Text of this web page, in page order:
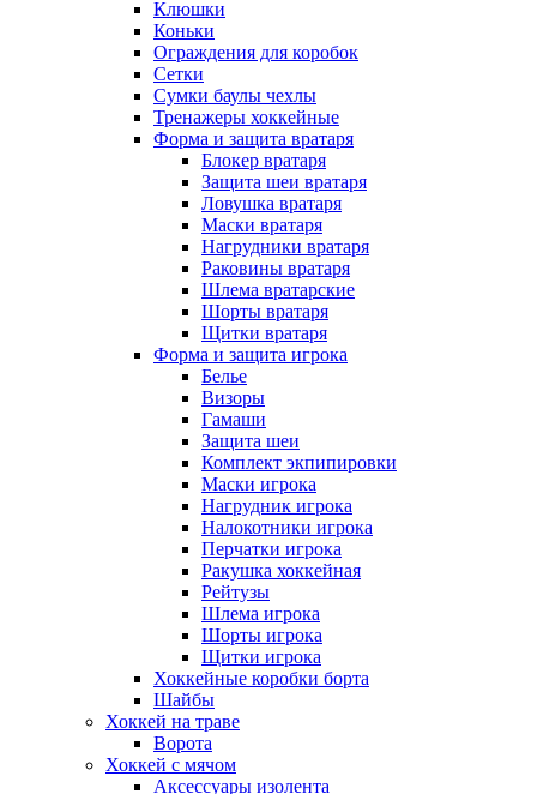
Клюшки
Коньки
Ограждения для коробок
Сетки
Сумки баулы чехлы
Тренажеры хоккейные
Форма и защита вратаря
Блокер вратаря
Защита шеи вратаря
Ловушка вратаря
Маски вратаря
Нагрудники вратаря
Раковины вратаря
Шлема вратарские
Шорты вратаря
Щитки вратаря
Форма и защита игрока
Белье
Визоры
Гамаши
Защита шеи
Комплект экпипировки
Маски игрока
Нагрудник игрока
Налокотники игрока
Перчатки игрока
Ракушка хоккейная
Рейтузы
Шлема игрока
Шорты игрока
Щитки игрока
Хоккейные коробки борта
Шайбы
Хоккей на траве
Ворота
Хоккей с мячом
Аксессуары изолента